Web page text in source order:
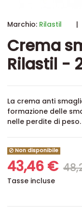
Marchio: Rilastil |
Crema
Rilastil -
La crema anti
formazione delle
nelle perdite di peso.
Non disponibile
43,46 €
Tasse incluse